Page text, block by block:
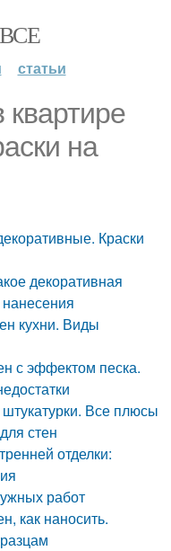
статьи
квартире
на
Краски
декоративная
кухни. Виды
с эффектом песка.
Все плюсы
стен
отделки:
работ
как наносить.